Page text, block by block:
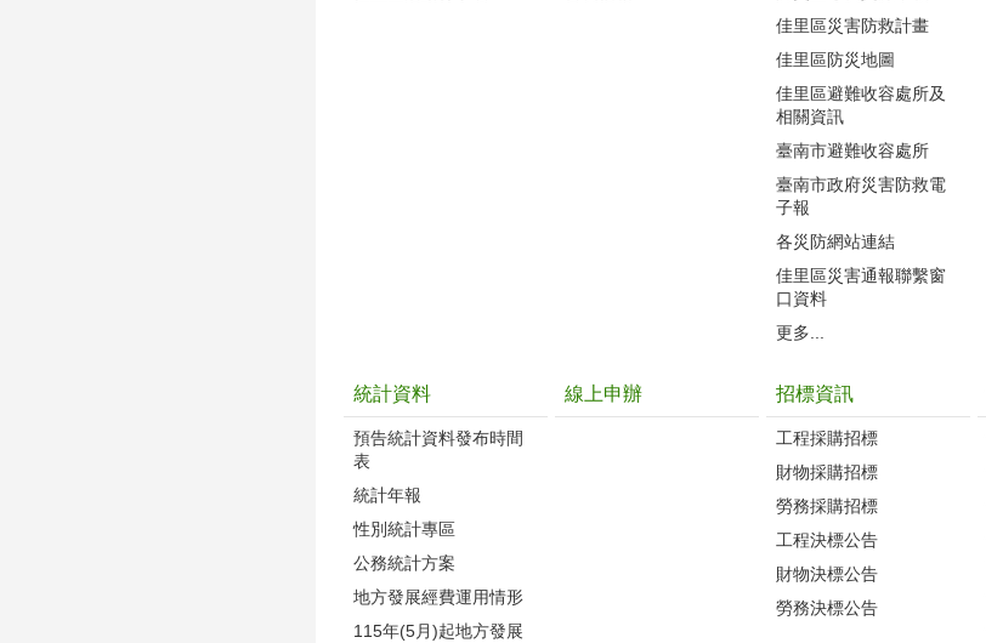
佳里區災害防救計畫
佳里區防災地圖
佳里區避難收容處所及
相關資訊
臺南市避難收容處所
臺南市政府災害防救電
子報
各災防網站連結
佳里區災害通報聯繫窗
口資料
更多...
統計資料
預告統計資料發布時間
表
統計年報
性別統計專區
公務統計方案
地方發展經費運用情形
115年(5月)起地方發展
線上申辦 招標資訊
工程採購招標
財物採購招標
勞務採購招標
工程決標公告
財物決標公告
勞務決標公告